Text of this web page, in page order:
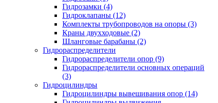
Гидрозамки (4)
Гидроклапаны (12)
Комплекты трубопроводов на опоры (3)
Краны двухходовые (2)
Шланговые барабаны (2)
Гидрораспределители
Гидрораспределители опор (9)
Гидрораспределители основных операций
(3)
Гидроцилиндры
Гидроцилиндры вывешивания опор (14)